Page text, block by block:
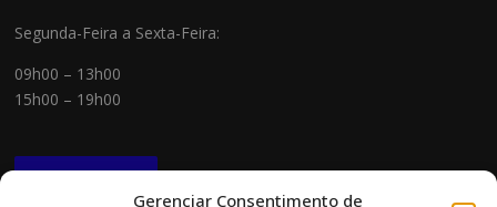
Gerenciar Consentimento de
Segunda-Feira a Sexta-Feira:
09h00 – 13h00
15h00 – 19h00
NEWSLETTER